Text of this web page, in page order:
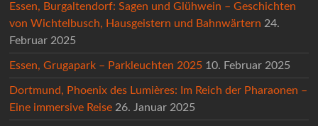
Essen, Burgaltendorf: Sagen und Glühwein – Geschichten
von Wichtelbusch, Hausgeistern und Bahnwärtern 24.
Februar 2025
Essen, Grugapark – Parkleuchten 2025 10. Februar 2025
Dortmund, Phoenix des Lumières: Im Reich der Pharaonen –
Eine immersive Reise 26. Januar 2025